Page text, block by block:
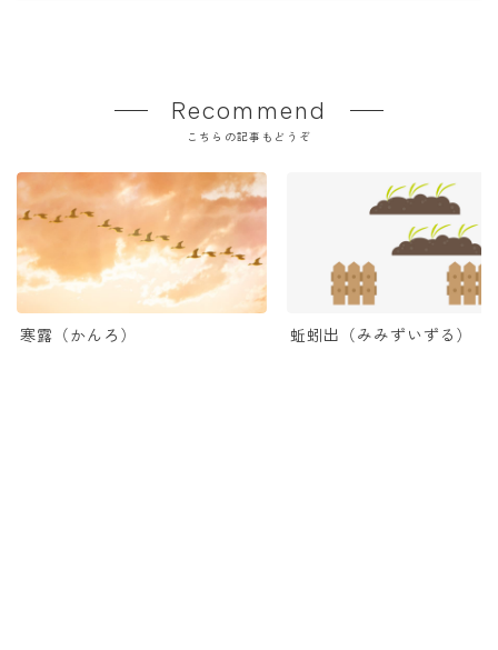
Recommend
こちらの記事もどうぞ
寒露（かんろ） 蚯蚓出（みみずいずる）